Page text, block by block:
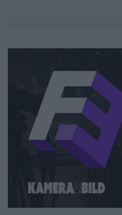
(Green
amerikansk
organisation,
och stödja
produkter.